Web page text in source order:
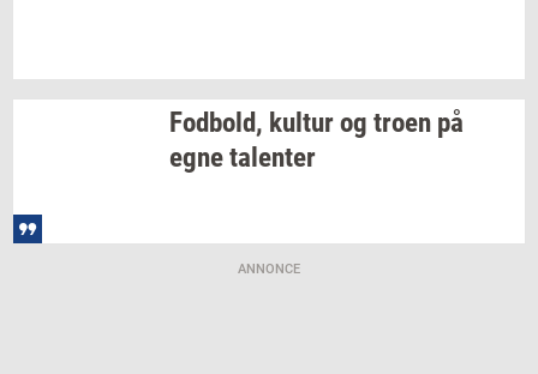
Fod­bold, kul­turog troen på
egneta­len­ter
ANNONCE